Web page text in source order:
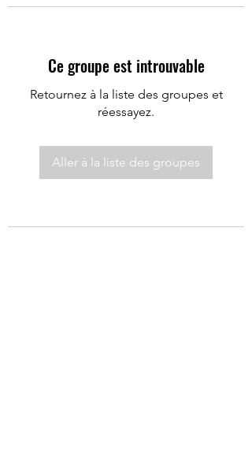
Ce groupe est introuvable
Retournez à la liste des groupes et
réessayez.
Aller à la liste des groupes